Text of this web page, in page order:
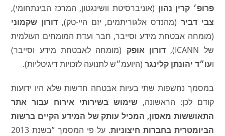
פרופ׳ קרין נהון (אוניברסיטת וושינגטון, המרכז הבינתחומי),
צבי דביר (מהנדס אלגוריתמים, יזם היי-טק), דורון שקמוני
(מומחה אבטחת מידע וסייבר, חבר ועדת המומחים העולמית
של ICANN),
דורון אופק (מומחה לאבטחת מידע וסייבר)
ועו״ד יהונתן קלינגר (היועמ״ש לתנועה לזכויות דיגיטליות).
במסמך נחשפות שתי בעיות אבטחה חדשות שלא היו ידועות
קודם לכן: הראשונה,שימוש בשירותי אירוח עבור אתר
התאוששות מאסון, המכיל עותק של המידע הקיים ברשות
הביומטרית בחברות חיצוניות
. על פי המסמך ”בשנת 2013